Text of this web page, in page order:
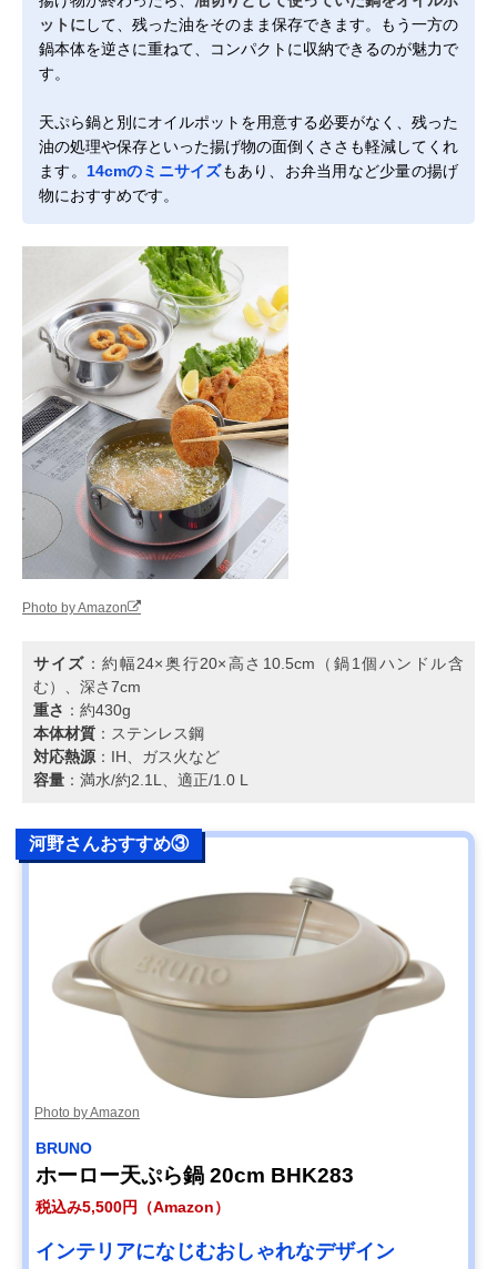
ットに して、残った油をそのまま保存できます。もう一方の
鍋本体を逆さに重ねて、コンパクトに収納できるのが魅力で
す。
天ぷら鍋と別にオイルポットを用意する必要がなく、残った
油の処理や保存といった揚げ物の面倒くささも軽減してくれ
ます。 14cmのミニサイズもあり、お弁当用など少量の揚げ
物におすすめです。
Photo by Amazon
サイズ ：約幅24×奥行20×高さ10.5cm（鍋1個ハンドル含
む）、深さ7cm
重さ ：約430g
本体材質 ：ステンレス鋼
対応熱源 ：IH、ガス火など
容量 ：満水/約2.1L、適正/1.0 L
河野さんおすすめ③
Photo by Amazon
BRUNO
ホーロー天ぷら鍋 20cm BHK283
税込み5,500円（Amazon）
インテリアになじむおしゃれなデザイン